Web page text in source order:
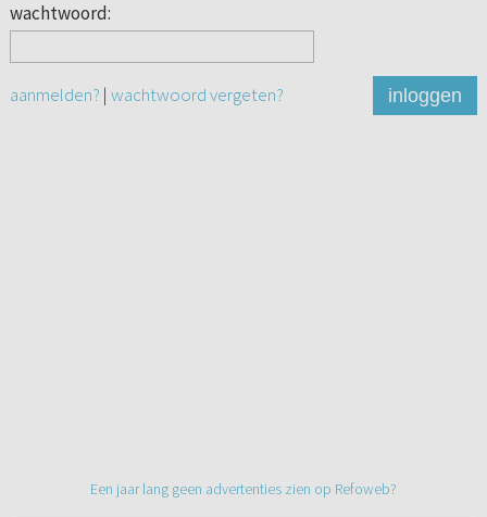
wachtwoord:
aanmelden? | wachtwoord vergeten? inloggen
Een jaar lang geen advertenties zien op Refoweb?